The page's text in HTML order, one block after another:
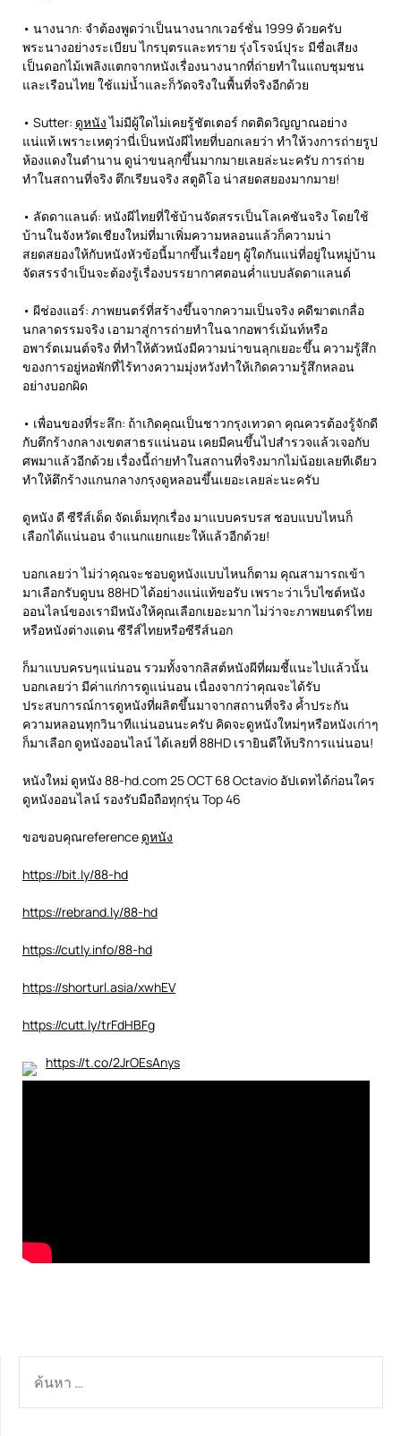
• นางนาก: จำต้องพูดว่าเป็นนางนากเวอร์ชั่น 1999 ด้วยครับ
พระนางอย่างระเบียบ ไกรบุตรและทราย รุ่งโรจน์ปุระ มีชื่อเสียง
เป็นดอกไม้เพลิงแตกจากหนังเรื่องนางนากที่ถ่ายทำในแถบชุมชน
และเรือนไทย ใช้แม่น้ำและก็วัดจริงในพื้นที่จริงอีกด้วย
• Sutter: ดูหนังไม่มีผู้ใดไม่เคยรู้ชัตเตอร์ กดติดวิญญาณอย่าง
แน่แท้ เพราะเหตุว่านี่เป็นหนังผีไทยที่บอกเลยว่า ทำให้วงการถ่ายรูป
ห้องแดงในตำนาน ดูน่าขนลุกขึ้นมากมายเลยล่ะนะครับ การถ่าย
ทำในสถานที่จริง ตึกเรียนจริง สตูดิโอ น่าสยดสยองมากมาย!
• ลัดดาแลนด์: หนังผีไทยที่ใช้บ้านจัดสรรเป็นโลเคชันจริง โดยใช้
บ้านในจังหวัดเชียงใหม่ที่มาเพิ่มความหลอนแล้วก็ความน่า
สยดสยองให้กับหนังหัวข้อนี้มากขึ้นเรื่อยๆ ผู้ใดกันแน่ที่อยู่ในหมู่บ้าน
จัดสรรจำเป็นจะต้องรู้เรื่องบรรยากาศตอนค่ำแบบลัดดาแลนด์
• ผีช่องแอร์: ภาพยนตร์ที่สร้างขึ้นจากความเป็นจริง คดีฆาตเกลื่อ
นกลาดรรมจริง เอามาสู่การถ่ายทำในฉากอพาร์เม้นท์หรือ
อพาร์ตเมนต์จริง ที่ทำให้ตัวหนังมีความน่าขนลุกเยอะขึ้น ความรู้สึก
ของการอยู่หอพักที่ไร้ทางความมุ่งหวังทำให้เกิดความรู้สึกหลอน
อย่างบอกผิด
• เพื่อนของที่ระลึก: ถ้าเกิดคุณเป็นชาวกรุงเทวดา คุณควรต้องรู้จักดี
กับตึกร้างกลางเขตสาธรแน่นอน เคยมีคนขึ้นไปสำรวจแล้วเจอกับ
ศพมาแล้วอีกด้วย เรื่องนี้ถ่ายทำในสถานที่จริงมากไม่น้อยเลยทีเดียว
ทำให้ตึกร้างแกนกลางกรุงดูหลอนขึ้นเยอะเลยล่ะนะครับ
ดูหนัง ดี ซีรีส์เด็ด จัดเต็มทุกเรื่อง มาแบบครบรส ชอบแบบไหนก็
เลือกได้แน่นอน จำแนกแยกแยะให้แล้วอีกด้วย!
บอกเลยว่า ไม่ว่าคุณจะชอบดูหนังแบบไหนก็ตาม คุณสามารถเข้า
มาเลือกรับดูบน 88HD ได้อย่างแน่แท้ขอรับ เพราะว่าเว็บไซต์หนัง
ออนไลน์ของเรามีหนังให้คุณเลือกเยอะมาก ไม่ว่าจะภาพยนตร์ไทย
หรือหนังต่างแดน ซีรีส์ไทยหรือซีรีส์นอก
ก็มาแบบครบๆแน่นอน รวมทั้งจากลิสต์หนังผีที่ผมชี้แนะไปแล้วนั้น
บอกเลยว่า มีค่าแก่การดูแน่นอน เนื่องจากว่าคุณจะได้รับ
ประสบการณ์การดูหนังที่ผลิตขึ้นมาจากสถานที่จริง ค้ำประกัน
ความหลอนทุกวินาทีแน่นอนนะครับ คิดจะดูหนังใหม่ๆหรือหนังเก่าๆ
ก็มาเลือก ดูหนังออนไลน์ ได้เลยที่ 88HD เรายินดีให้บริการแน่นอน!
หนังใหม่ ดูหนัง 88-hd.com 25 OCT 68 Octavio อัปเดทได้ก่อนใคร
ดูหนังออนไลน์ รองรับมือถือทุกรุ่น Top 46
ขอขอบคุณreference ดูหนัง
https://bit.ly/88-hd
https://rebrand.ly/88-hd
https://cutly.info/88-hd
https://shorturl.asia/xwhEV
https://cutt.ly/trFdHBFg
https://t.co/2JrOEsAnys
สำหรับ: